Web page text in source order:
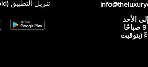
الأحد
من الساعة 9 صباحًا
(بتوقيت
تنزيل التطبيق (iOS ، Android)